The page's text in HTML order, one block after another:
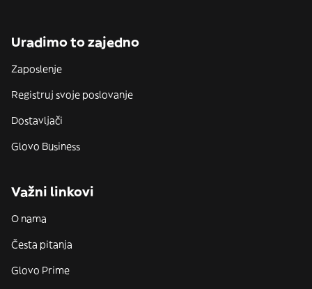
Uradimo to zajedno
Zaposlenje
Registruj svoje poslovanje
Dostavljači
Glovo Business
Važni linkovi
O nama
Česta pitanja
Glovo Prime